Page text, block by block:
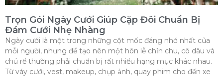
Trọn Gói Ngày Cưới Giúp Cặp Đôi Chuẩn Bị
Đám Cưới Nhẹ Nhàng
Ngày cưới là một trong những cột mốc đáng nhớ nhất của
mỗi người, nhưng để tạo nên một hôn lễ chỉn chu, cô dâu và
chú rể thường phải chuẩn bị rất nhiều hạng mục khác nhau.
Từ váy cưới, vest, makeup, chụp ảnh, quay phim cho đến xe